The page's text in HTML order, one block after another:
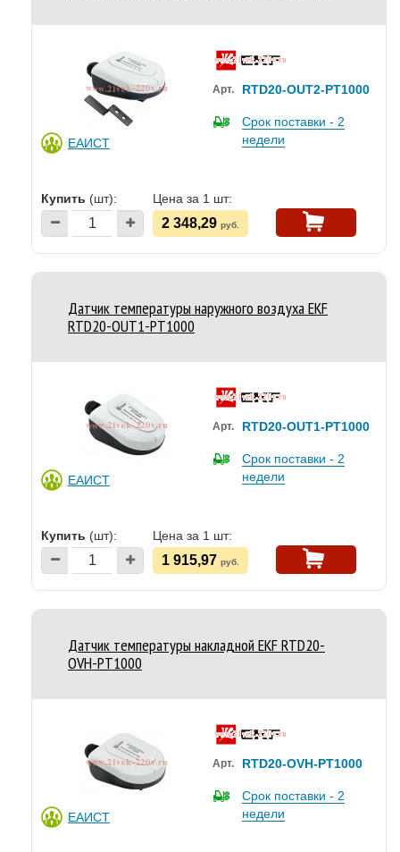
ЕАИСТ
Арт. RTD20-OUT2-PT1000
Срок поставки - 2
недели
Купить (шт): Цена за 1 шт:
2 348,29 руб.
Датчик температуры наружного воздуха EKF
RTD20-OUT1-PT1000
ЕАИСТ
Арт. RTD20-OUT1-PT1000
Срок поставки - 2
недели
Купить (шт): Цена за 1 шт:
1 915,97 руб.
Датчик температуры накладной EKF RTD20-
OVH-PT1000
ЕАИСТ
Арт. RTD20-OVH-PT1000
Срок поставки - 2
недели